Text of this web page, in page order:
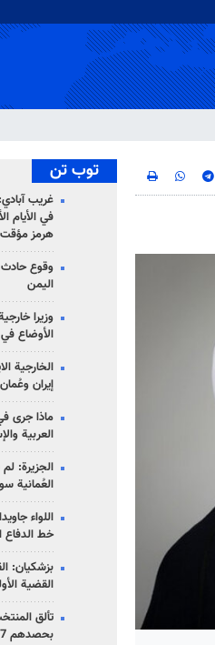
توب تن
غريب
في الأيام
هرمز مؤقت
وقوع
اليمن
وزيرا
الأوضاع
الخارجية
إيران
ماذا جرى
العربية
الجزيرة:
العُمانية
اللواء
خط الدفاع
بزشكيان:
القضية
تألق
بحصدهم 17 ميدالية ملونة